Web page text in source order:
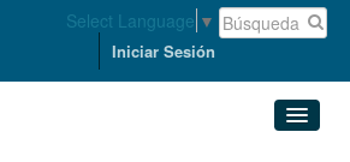
Select Language ▼
Iniciar Sesión